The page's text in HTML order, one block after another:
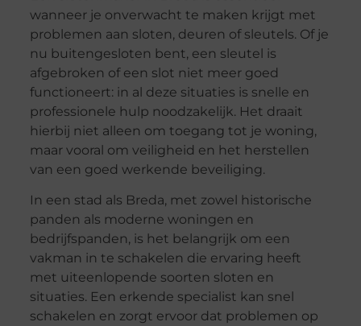
wanneer je onverwacht te maken krijgt met
problemen aan sloten, deuren of sleutels. Of je
nu buitengesloten bent, een sleutel is
afgebroken of een slot niet meer goed
functioneert: in al deze situaties is snelle en
professionele hulp noodzakelijk. Het draait
hierbij niet alleen om toegang tot je woning,
maar vooral om veiligheid en het herstellen
van een goed werkende beveiliging.
In een stad als Breda, met zowel historische
panden als moderne woningen en
bedrijfspanden, is het belangrijk om een
vakman in te schakelen die ervaring heeft
met uiteenlopende soorten sloten en
situaties. Een erkende specialist kan snel
schakelen en zorgt ervoor dat problemen op